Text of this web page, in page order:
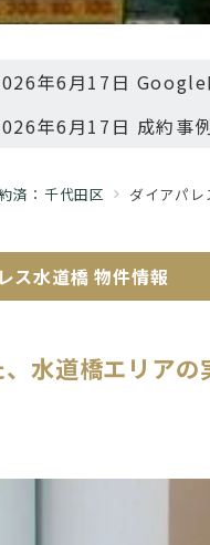
年6月17日 Google
年6月17日 成約事
済：千代田区 ダイアパ
ス水道橋 物件情報
水道橋エリアの